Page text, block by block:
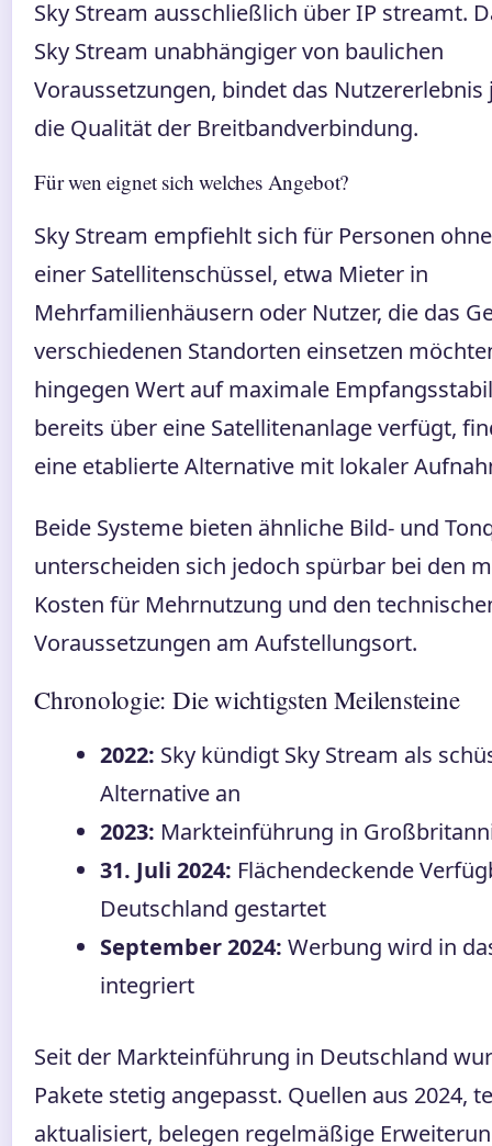
Sky Stream ausschließlich über IP streamt.
Sky Stream unabhängiger von baulichen
Voraussetzungen, bindet das Nutzererlebnis
die Qualität der Breitbandverbindung.
Für wen eignet sich welches Angebot?
Sky Stream empfiehlt sich für Personen
einer Satellitenschüssel, etwa Mieter in
Mehrfamilienhäusern oder Nutzer, die das
verschiedenen Standorten einsetzen
hingegen Wert auf maximale
bereits über eine Satellitenanlage verfügt,
eine etablierte Alternative mit lokaler
Beide Systeme bieten ähnliche Bild- und
unterscheiden sich jedoch spürbar bei den
Kosten für Mehrnutzung und den
Voraussetzungen am Aufstellungsort.
Chronologie: Die wichtigsten Meilensteine
2022: Sky kündigt Sky Stream als
Alternative an
2023: Markteinführung in
31. Juli 2024: Flächendeckende
Deutschland gestartet
September 2024: Werbung wird in
integriert
Seit der Markteinführung in Deutschland
Pakete stetig angepasst. Quellen aus 2024,
aktualisiert, belegen regelmäßige